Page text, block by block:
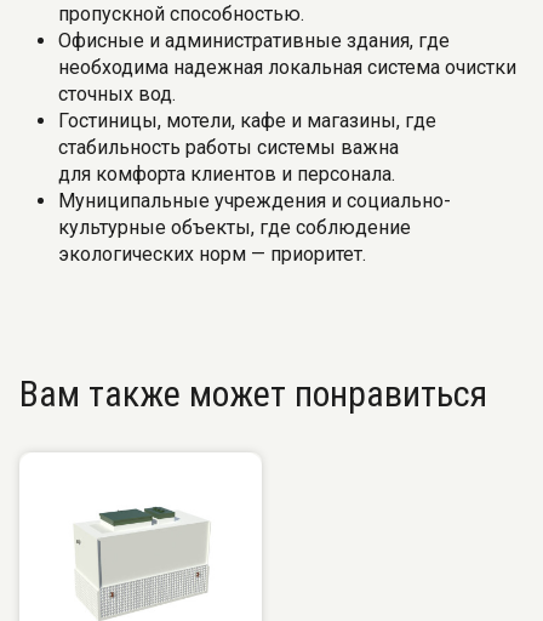
пропускной способностью.
Офисные и административные здания, где
необходима надежная локальная система очистки
сточных вод.
Гостиницы, мотели, кафе и магазины, где
стабильность работы системы важна
для комфорта клиентов и персонала.
Муниципальные учреждения и социально-
культурные объекты, где соблюдение
экологических норм — приоритет.
Вам также может понравиться